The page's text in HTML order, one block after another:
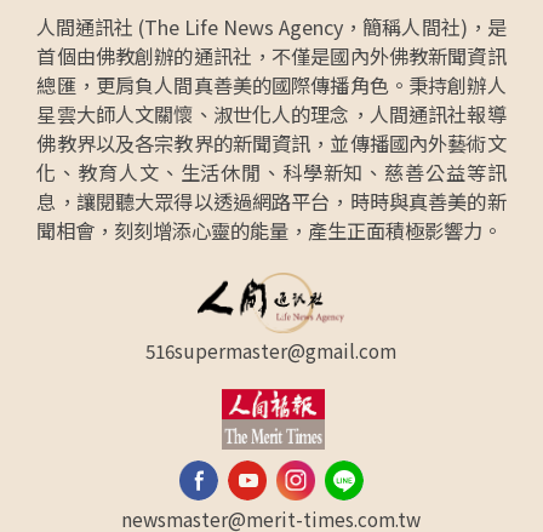
人間通訊社 (The Life News Agency，簡稱人間社)，是
首個由佛教創辦的通訊社，不僅是國內外佛教新聞資訊
總匯，更肩負人間真善美的國際傳播角色。秉持創辦人
星雲大師人文關懷、淑世化人的理念，人間通訊社報導
佛教界以及各宗教界的新聞資訊，並傳播國內外藝術文
化、教育人文、生活休閒、科學新知、慈善公益等訊
息，讓閱聽大眾得以透過網路平台，時時與真善美的新
聞相會，刻刻增添心靈的能量，產生正面積極影響力。
516supermaster@gmail.com
newsmaster@merit-times.com.tw